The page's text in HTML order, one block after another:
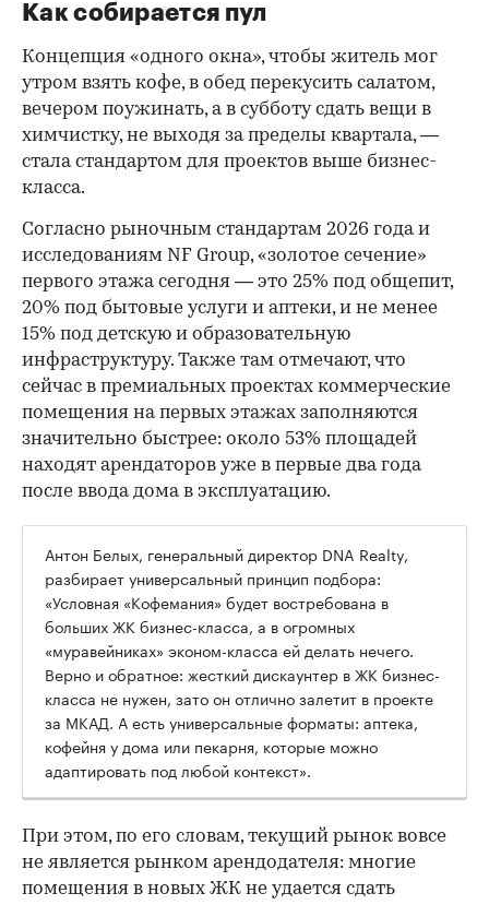
Как собирается пул
Концепция «одного окна», чтобы житель мог
утром взять кофе, в обед перекусить салатом,
вечером поужинать, а в субботу сдать вещи в
химчистку, не выходя за пределы квартала, —
стала стандартом для проектов выше бизнес-
класса.
Согласно рыночным стандартам 2026 года и
исследованиям NF Group, «золотое сечение»
первого этажа сегодня — это 25% под общепит,
20% под бытовые услуги и аптеки, и не менее
15% под детскую и образовательную
инфраструктуру. Также там отмечают, что
сейчас в премиальных проектах коммерческие
помещения на первых этажах заполняются
значительно быстрее: около 53% площадей
находят арендаторов уже в первые два года
после ввода дома в эксплуатацию.
Антон Белых, генеральный директор DNA Realty,
разбирает универсальный принцип подбора:
«Условная «Кофемания» будет востребована в
больших ЖК бизнес-класса, а в огромных
«муравейниках» эконом-класса ей делать нечего.
Верно и обратное: жесткий дискаунтер в ЖК бизнес-
класса не нужен, зато он отлично залетит в проекте
за МКАД. А есть универсальные форматы: аптека,
кофейня у дома или пекарня, которые можно
адаптировать под любой контекст».
При этом, по его словам, текущий рынок вовсе
не является рынком арендодателя: многие
помещения в новых ЖК не удается сдать